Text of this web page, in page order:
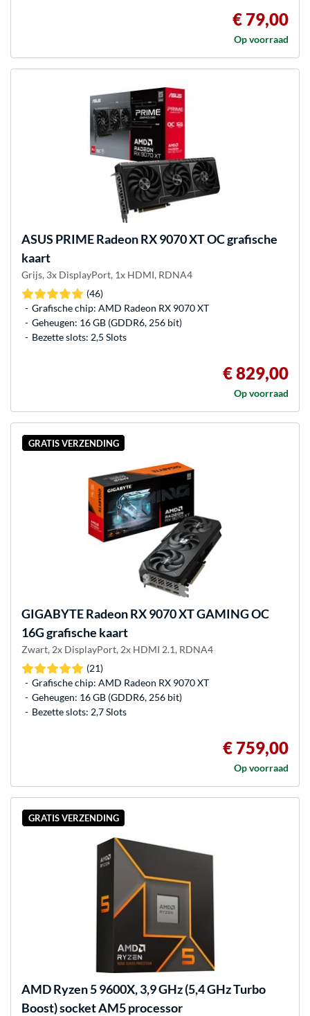
€ 79,00
Op voorraad
ASUS PRIME Radeon RX 9070 XT OC grafische
kaart
Grijs, 3x DisplayPort, 1x HDMI, RDNA4
(46)
Grafische chip: AMD Radeon RX 9070 XT
Geheugen: 16 GB (GDDR6, 256 bit)
Bezette slots: 2,5 Slots
€ 829,00
Op voorraad
GRATIS VERZENDING
GIGABYTERadeon RX 9070 XT GAMING OC
16G grafische kaart
Zwart, 2x DisplayPort, 2x HDMI 2.1, RDNA4
(21)
Grafische chip: AMD Radeon RX 9070 XT
Geheugen: 16 GB (GDDR6, 256 bit)
Bezette slots: 2,7 Slots
€ 759,00
Op voorraad
GRATIS VERZENDING
AMDRyzen 5 9600X, 3,9 GHz (5,4 GHz Turbo
Boost) socket AM5 processor